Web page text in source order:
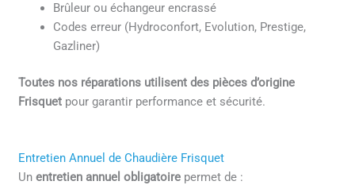
Brûleur ou échangeur encrassé
Codes erreur (Hydroconfort, Evolution, Prestige,
Gazliner)
Toutes nos réparations utilisent des pièces d’origine
Frisquet pour garantir performance et sécurité.
Entretien Annuel de Chaudière Frisquet
Unentretien annuel obligatoire permet de :